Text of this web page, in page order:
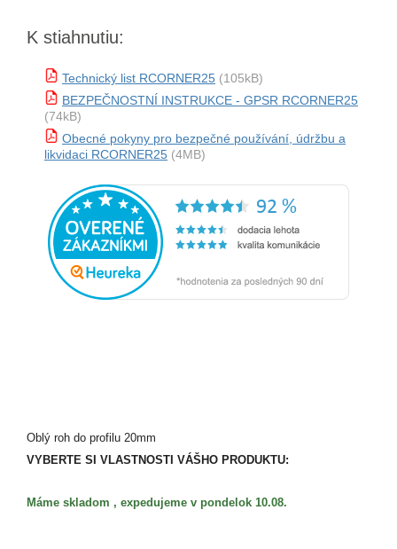
K stiahnutiu:
Technický list RCORNER25 (105kB)
BEZPEČNOSTNÍ INSTRUKCE - GPSR RCORNER25
(74kB)
Obecné pokyny pro bezpečné používání, údržbu a
likvidaci RCORNER25 (4MB)
Oblý roh do profilu 20mm
VYBERTE SI VLASTNOSTI VÁŠHO PRODUKTU:
Máme skladom , expedujeme v pondelok 10.08.